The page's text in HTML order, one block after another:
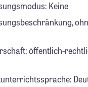
Keine
öffentlich-